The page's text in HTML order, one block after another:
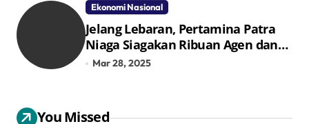
Ekonomi Nasional
Jelang Lebaran, Pertamina Patra
Niaga Siagakan Ribuan Agen dan
Pangkalan LPG 3 Kg
Mar 28, 2025
You Missed